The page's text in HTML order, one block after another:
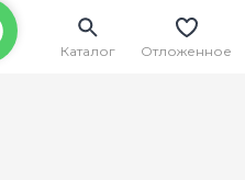
Каталог Отложенное